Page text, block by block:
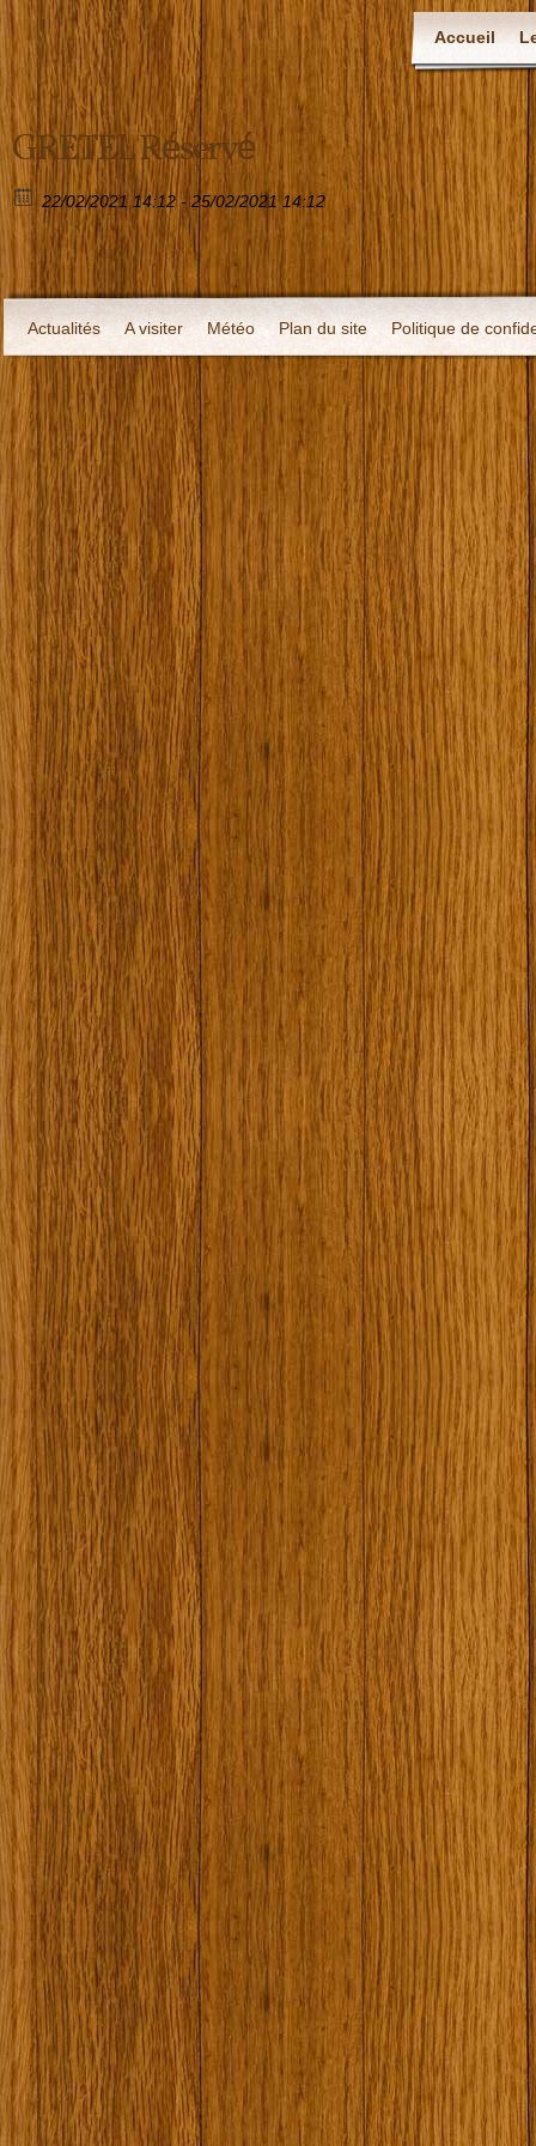
Accueil
GRETEL Réservé
22/02/2021 14:12 - 25/02/2021 14:12
Actualités A visiter Météo Plan du site Politique de